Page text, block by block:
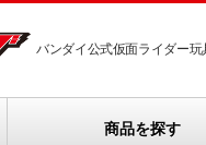
バンダイ公式仮面ライダー玩
商品を探す